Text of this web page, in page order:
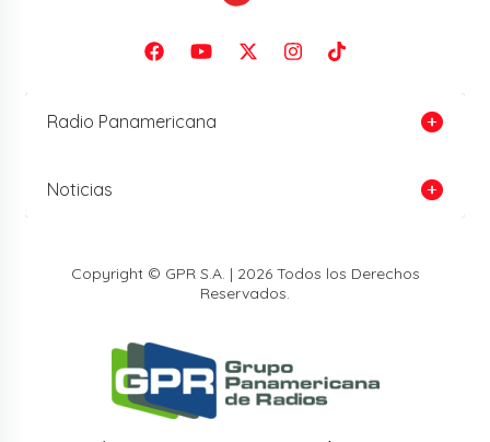
Radio Panamericana
Noticias
Copyright © GPR S.A. | 2026 Todos los Derechos
Reservados.